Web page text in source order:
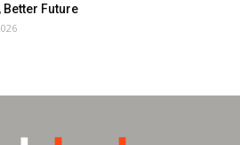
Better Future